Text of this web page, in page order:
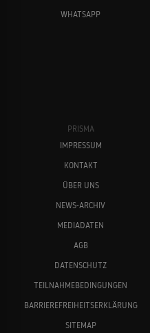
WHATSAPP
PRISMA
IMPRESSUM
KONTAKT
ÜBER UNS
NEWS-ARCHIV
MEDIADATEN
AGB
DATENSCHUTZ
TEILNAHMEBEDINGUNGEN
BARRIEREFREIHEITSERKLÄRUNG
SITEMAP